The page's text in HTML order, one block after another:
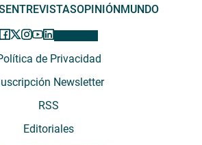
ENTREVISTASOPINIÓN MUNDO
de Privacidad
Newsletter
RSS
Editoriales